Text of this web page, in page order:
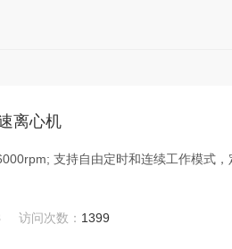
离心机
支持自由定时和连续工作模式，
访问次数： 1399